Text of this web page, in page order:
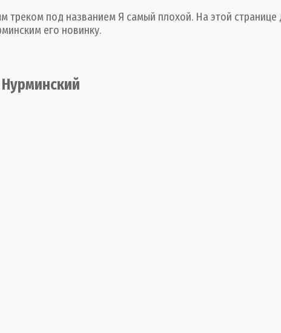
треком под названием Я самый плохой. На этой
его новинку.